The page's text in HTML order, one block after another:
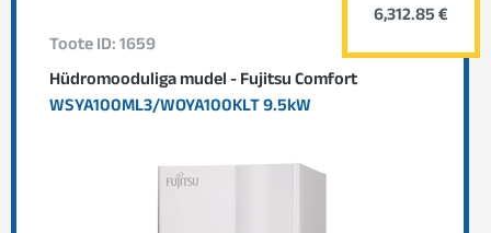
Toote ID: 1659
Hüdromooduliga mudel - Fujitsu Comfort
WSYA100ML3/WOYA100KLT 9.5kW
6,312.85 €